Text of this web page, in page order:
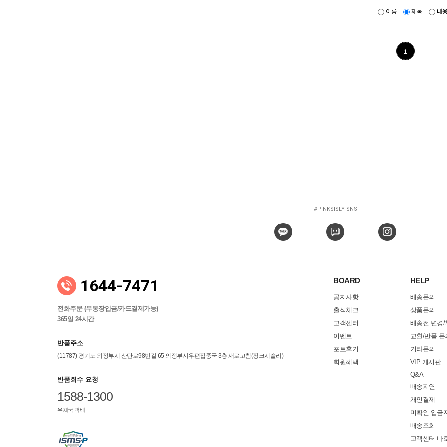
이름 제목 내
1
#PINKSISLY SNS
1644-7471
전화주문 (무통장입금/카드결제가능)
365일 24시간
반품주소
(11787) 경기도 의정부시 산단로98번길 65 의정부시우편집중국 3층 새로고침(핑크시슬리)
반품회수 요청
1588-1300
우체국 택배
BOARD
공지사항
출석체크
고객센터
이벤트
포토후기
회원혜택
HELP
배송문의
상품문의
배송전 변경/
교환/반품 문
기타문의
VIP 게시판
Q&A
배송지연
개인결제
미확인 입금
배송조회
고객센터 바